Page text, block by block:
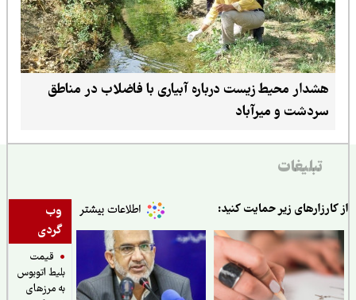
هشدار محیط زیست درباره آبیاری با فاضلاب در مناطق
سردشت و میرآباد
تبلیغات
وب
گردی
قیمت
بلیط اتوبوس
به مرزهای
زیر حمایت کنید: